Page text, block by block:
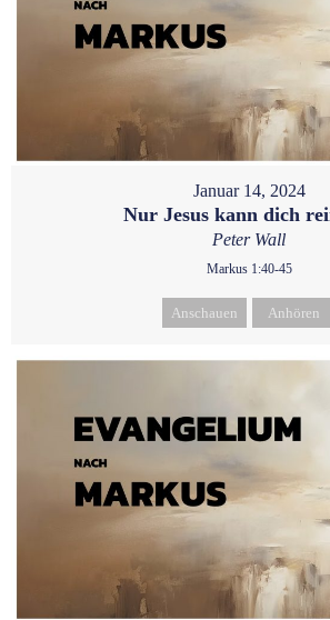
Januar 14, 2024
Nur Jesus kann dich
Peter Wall
Markus 1:40-45
Anschauen Anhören